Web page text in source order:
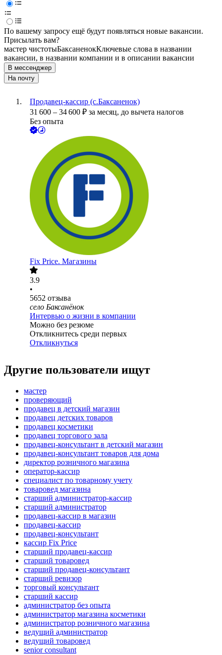
По вашему запросу ещё будут появляться новые вакансии.
Присылать вам?
мастер чистотыБаксаненокКлючевые слова в названии
вакансии, в названии компании и в описании вакансии
В мессенджер
На почту
Продавец-кассир (с.Баксаненок)
31 600 – 34 600 ₽ за месяц, до вычета налогов
Без опыта
Fix Price. Магазины
3.9
•
5652 отзыва
село Баксанёнок
Интервью о жизни в компании
Можно без резюме
Откликнитесь среди первых
Откликнуться
Другие пользователи ищут
мастер
проверяющий
продавец в детский магазин
продавец детских товаров
продавец косметики
продавец торгового зала
продавец-консультант в детский магазин
продавец-консультант товаров для дома
директор розничного магазина
оператор-кассир
специалист по товарному учету
товаровед магазина
старший администратор-кассир
старший администратор
продавец-кассир в магазин
продавец-кассир
продавец-консультант
кассир Fix Price
старший продавец-кассир
старший товаровед
старший продавец-консультант
старший ревизор
торговый консультант
старший кассир
администратор без опыта
администратор магазина косметики
администратор розничного магазина
ведущий администратор
ведущий товаровед
senior consultant